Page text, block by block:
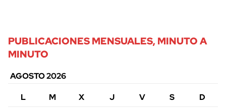
PUBLICACIONES MENSUALES, MINUTO A
MINUTO
AGOSTO 2026
L
M X J V S
D